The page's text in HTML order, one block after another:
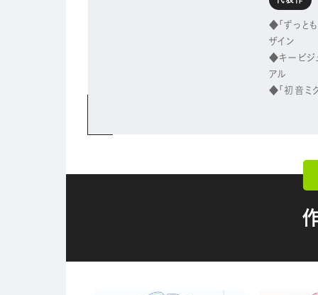
◆「ずっと
ザイン
◆キービジ
アル
◆「初音ミ